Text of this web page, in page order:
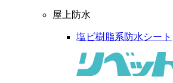
屋上防水
塩ビ樹脂系防水シート